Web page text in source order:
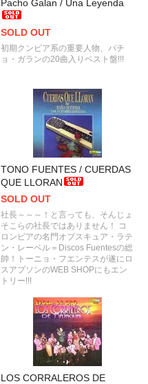
Pacho Galan / Una Leyenda
SOLD OUT
初期クンビア系の重要人物、パチ
ョ・ガランの20曲入りベスト盤!!!
TONO FUENTES / CUERDAS
QUE LLORAN
SOLD OUT
社長～～～！と言っても、そんじょ
そこらの社長ではありません！ コ
ロンビアの名門オブスキュア・ラテ
ン・レーベル＝Discos Fuentesの総
帥！トーニョ・フエンテスが遂にロ
スアプソンのWEB SHOPにもエン
トリー!!!
LOS CORRALEROS DE